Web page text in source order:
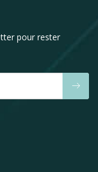
pour rester